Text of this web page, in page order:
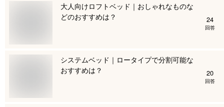
大人向けロフトベッド｜おしゃれなものな
どのおすすめは？
24
回答
システムベッド｜ロータイプで分割可能な
おすすめは？
20
回答